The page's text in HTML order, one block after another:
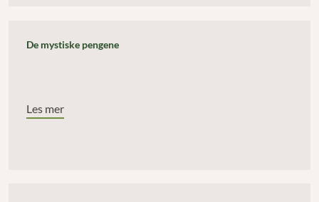
De mystiske pengene
Les mer